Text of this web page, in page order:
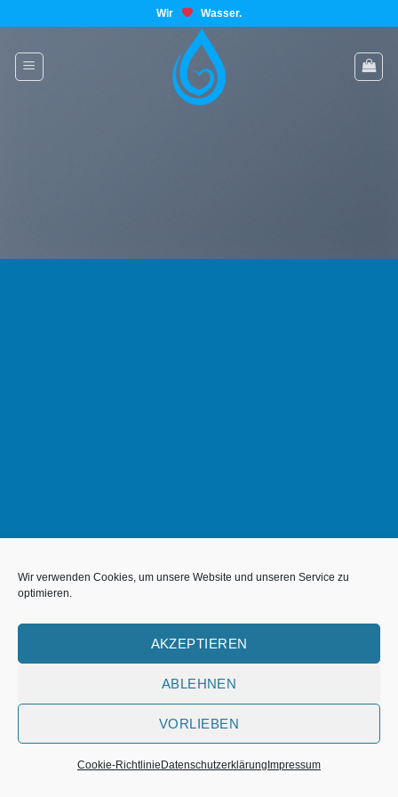
Wir verwenden Cookies, um unsere Website und unseren Service zu
optimieren.
AKZEPTIEREN
ABLEHNEN
VORLIEBEN
Cookie-Richtlinie Datenschutzerklärung Impressum
Wir Wasser.
WordPress &
WooCommerce Expert
Lorem ipsum dolor sit amet, consectetuer adipiscing elit.